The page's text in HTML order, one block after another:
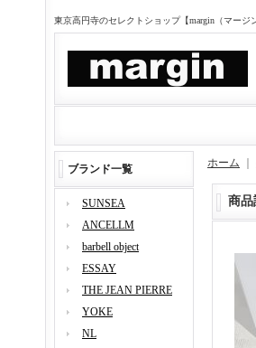
東京高円寺のセレクトショップ【margin（マー
ブランド一覧
SUNSEA
ANCELLM
barbell object
ESSAY
THE JEAN PIERRE
YOKE
NL
ホーム
商品